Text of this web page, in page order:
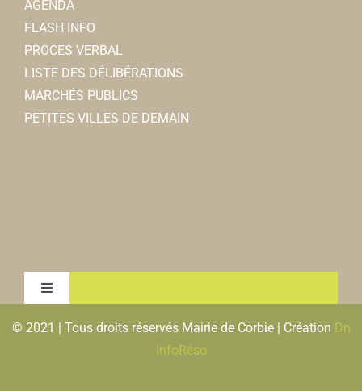
AGENDA
FLASH INFO
PROCES VERBAL
LISTE DES DÉLIBÉRATIONS
MARCHÉS PUBLICS
PETITES VILLES DE DEMAIN
Toggle
MENTIONS LEGALES & RGPD
© 2021 | Tous droits réservés Mairie de Corbie | Création Dn
InfoRéso